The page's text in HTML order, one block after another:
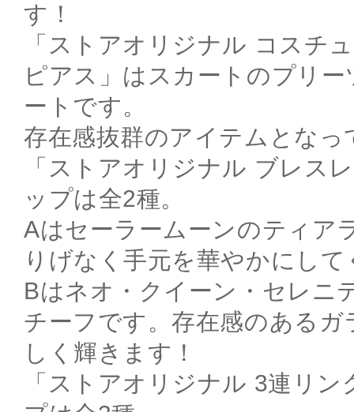
す！
「ストアオリジナル コスチ
ピアス」はスカートのプリ
ートです。
存在感抜群のアイテムとなっ
「ストアオリジナル ブレス
ップは全2種。
Aはセーラームーンのティア
りげなく手元を華やかにし
Bはネオ・クイーン・セレニ
チーフです。存在感のある
しく輝きます！
「ストアオリジナル 3連リ